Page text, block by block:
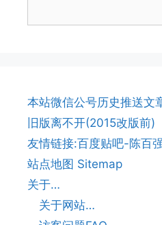
本站微信公号历史推送文
旧版离不开(2015改版前)
友情链接:百度贴吧-陈百
站点地图 Sitemap
关于…
关于网站…